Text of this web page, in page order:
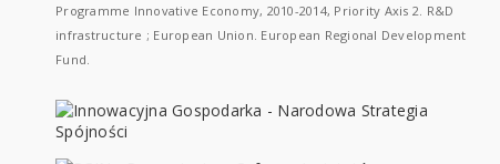
Programme Innovative Economy, 2010-2014, Priority Axis 2. R&D
infrastructure ; European Union. European Regional Development
Fund.